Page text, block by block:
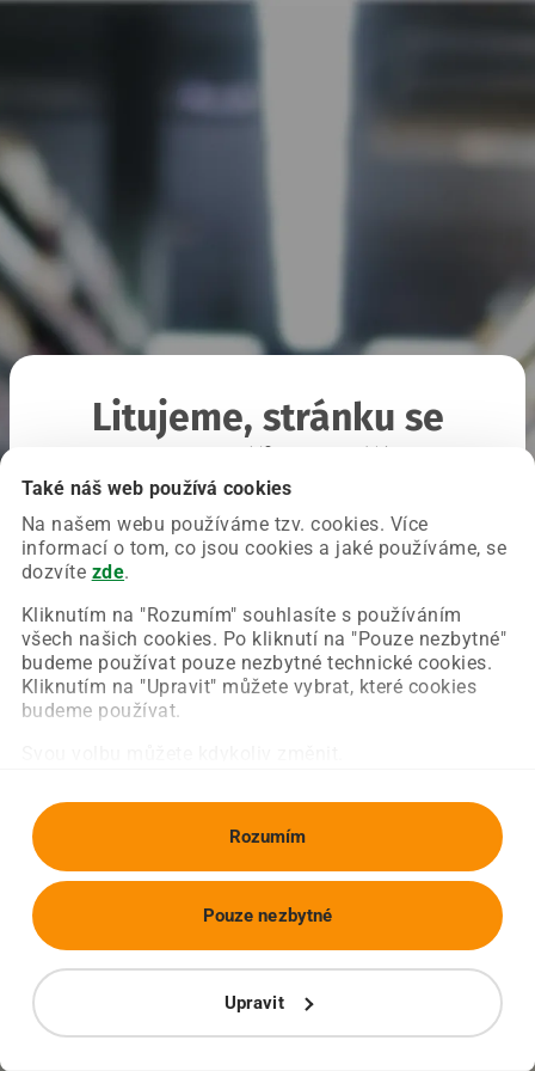
Také náš web používá cookies
Na našem webu používáme tzv. cookies. Více
informací o tom, co jsou cookies a jaké používáme, se
dozvíte zde.
Kliknutím na "Rozumím" souhlasíte s používáním
všech našich cookies. Po kliknutí na "Pouze nezbytné"
budeme používat pouze nezbytné technické cookies.
Kliknutím na "Upravit" můžete vybrat, které cookies
budeme používat.
Rozumím
Upravit
Pouze nezbytné
Litujeme, stránku se
Chyba nastala na naší straně a už ji opravujeme.
Zkuste prosím znovu načíst požadovanou stránku.
Obnovit stránku Úvodní strana